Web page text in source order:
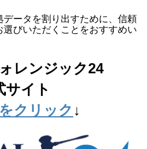
ータを割り出すために、信頼
びいただくことをおすすめい
レンジック24
サイト
クリック ↓